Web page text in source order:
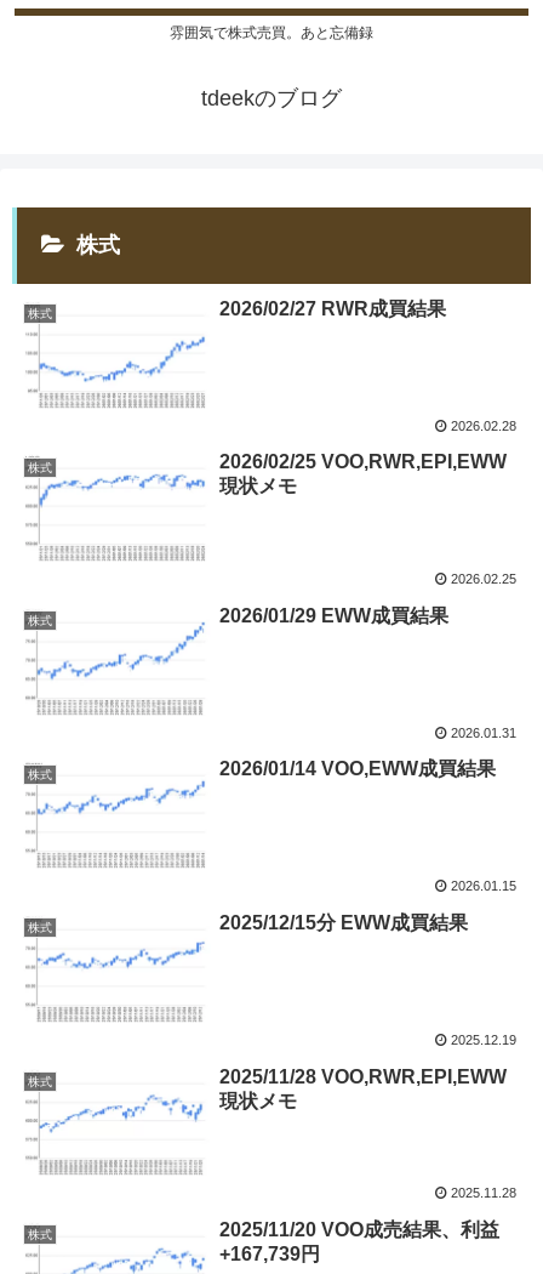
雰囲気で株式売買。あと忘備録
tdeekのブログ
株式
株式 2026/02/27 RWR成買結果
2026.02.28
株式
2026/02/25 VOO,RWR,EPI,EWW
現状メモ
2026.02.25
株式 2026/01/29 EWW成買結果
2026.01.31
株式 2026/01/14 VOO,EWW成買結果
2026.01.15
株式 2025/12/15分 EWW成買結果
2025.12.19
株式
2025/11/28 VOO,RWR,EPI,EWW
現状メモ
2025.11.28
株式
2025/11/20 VOO成売結果、利益
+167,739円